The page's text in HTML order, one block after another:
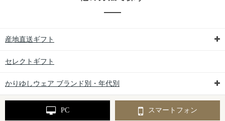
産地直送ギフト
セレクトギフト
かりゆしウェア ブランド別・年代別
PC スマートフォン